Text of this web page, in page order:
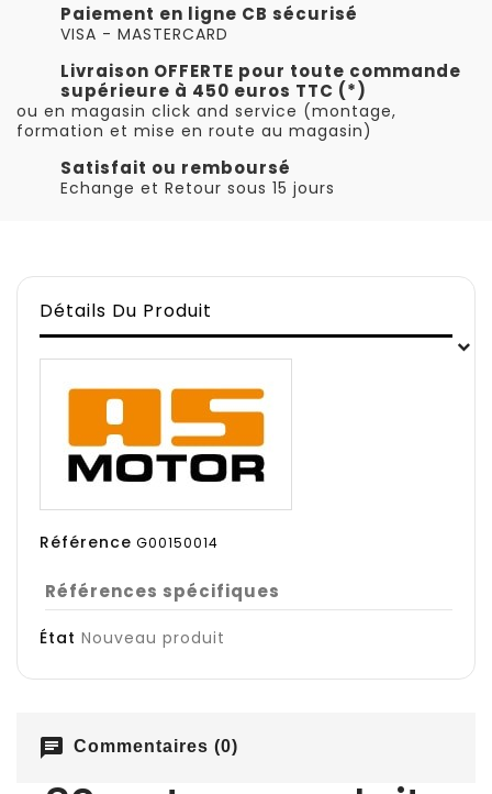
Paiement en ligne CB sécurisé
VISA - MASTERCARD
Livraison OFFERTE pour toute commande
supérieure à 450 euros TTC (*)
ou en magasin click and service (montage,
formation et mise en route au magasin)
Satisfait ou remboursé
Echange et Retour sous 15 jours
Détails Du Produit
Référence G00150014
Références spécifiques
État Nouveau produit
chat Commentaires (0)